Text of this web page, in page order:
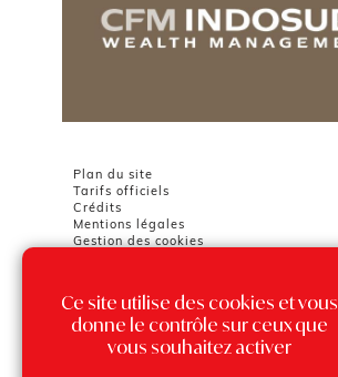
Plan du site
Tarifs officiels
Crédits
Mentions légales
Gestion des cookies
Chambre Immobilière Monégasque
Tour Odéon
36 avenue de l'Annonciade
98000 MONACO
Ce site utilise des cookies et vous
donne le contrôle sur ceux que
vous souhaitez activer